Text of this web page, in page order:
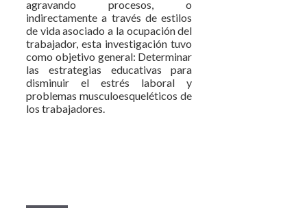
agravando procesos, o
indirectamente a través de estilos
de vida asociado a la ocupación del
trabajador, esta investigación tuvo
como objetivo general: Determinar
las estrategias educativas para
disminuir el estrés laboral y
problemas musculoesqueléticos de
los trabajadores.